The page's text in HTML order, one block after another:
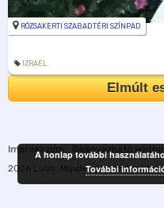
RÓZSAKERTI SZABADTÉRI SZÍNPAD
IZRAEL
Elmúlt
Impresszum
2026
. Minden jog fenntartva.
A honlap további
További